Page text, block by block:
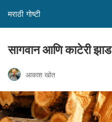
मराठी गोष्टी
सागवान आणि काटेरी झाड
आकाश खोत